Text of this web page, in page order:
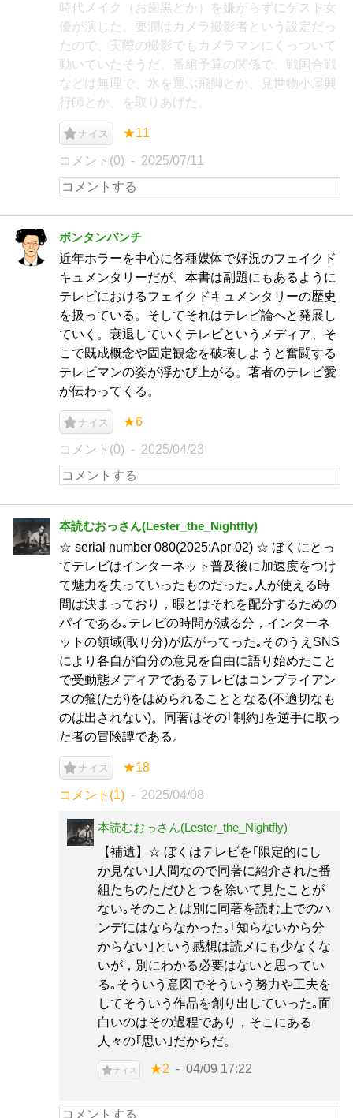
時代メイク（お歯黒とか）を嫌がらずにゲスト女
優が演じた。要潤はカメラ撮影者という設定だっ
たので、実際の撮影でもカメラマンにくっついて
動いていたそうだ。番組予算の関係で、戦国合戦
などは無理で、氷を運ぶ飛脚とか、見世物小屋興
行師とか、を取りあげた。
ナイス ★11
コメント(0) 2025/07/11
ボンタンパンチ
近年ホラーを中心に各種媒体で好況のフェイクド
キュメンタリーだが、本書は副題にもあるように
テレビにおけるフェイクドキュメンタリーの歴史
を扱っている。そしてそれはテレビ論へと発展し
ていく。衰退していくテレビというメディア、そ
こで既成概念や固定観念を破壊しようと奮闘する
テレビマンの姿が浮かび上がる。著者のテレビ愛
が伝わってくる。
ナイス ★6
コメント(0) 2025/04/23
本読むおっさん(Lester_the_Nightfly)
☆ serial number 080(2025:Apr-02) ☆ ぼくにとっ
てテレビはインターネット普及後に加速度をつけ
て魅力を失っていったものだった｡人が使える時
間は決まっており，暇とはそれを配分するための
パイである｡テレビの時間が減る分，インターネ
ットの領域(取り分)が広がってった｡そのうえSNS
により各自が自分の意見を自由に語り始めたこと
で受動態メディアであるテレビはコンプライアン
スの箍(たが)をはめられることとなる(不適切なも
のは出されない)。同著はその｢制約｣を逆手に取っ
た者の冒険譚である。
ナイス ★18
コメント(1) 2025/04/08
本読むおっさん(Lester_the_Nightfly)
【補遺】☆ ぼくはテレビを｢限定的にし
か見ない｣人間なので同著に紹介された番
組たちのただひとつを除いて見たことが
ない｡そのことは別に同著を読む上でのハ
ンデにはならなかった｡｢知らないから分
からない｣という感想は読メにも少なくな
いが，別にわかる必要はないと思ってい
る｡そういう意図でそういう努力や工夫を
してそういう作品を創り出していった｡面
白いのはその過程であり，そこにある
人々の｢思い｣だからだ。
ナイス ★2 04/09 17:22